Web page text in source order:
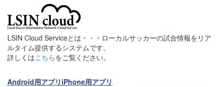
LSIN Cloud Serviceとは・・・ローカルサッカーの試合情報をリア
ルタイム提供するシステムです。
詳しくはこちらをご覧ください。
Android用アプリ iPhone用アプリ